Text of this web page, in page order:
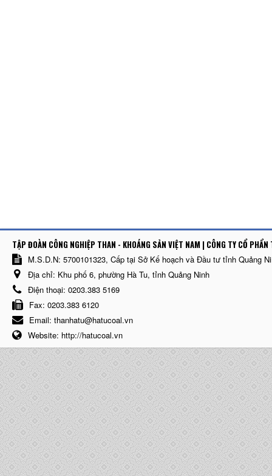
TẬP ĐOÀN CÔNG NGHIỆP THAN - KHOÁNG SẢN VIỆT NAM | CÔNG TY CỔ
M.S.D.N: 5700101323, Cấp tại Sở Kế hoạch và Đầu tư tỉnh Quảng
Địa chỉ: Khu phố 6, phường Hà Tu, tỉnh Quảng Ninh
Điện thoại: 0203.383 5169
Fax: 0203.383 6120
Email: thanhatu@hatucoal.vn
Website: http://hatucoal.vn